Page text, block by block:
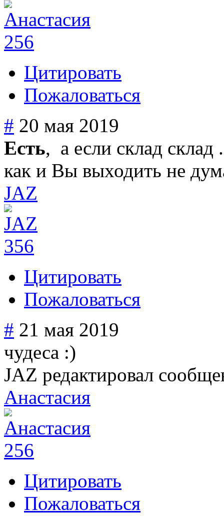
256
Цитировать
Пожаловаться
# 20 мая 2019
Есть, а если склад склад
как и Вы выходить не
JAZ
356
Цитировать
Пожаловаться
# 21 мая 2019
чудеса :)
JAZ редактировал
Анастасия
256
Цитировать
Пожаловаться